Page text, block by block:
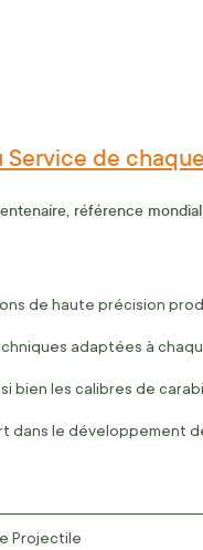
Service de
référence
de haute précision
adaptées à
bien les calibres de
dans le développement
Projectile